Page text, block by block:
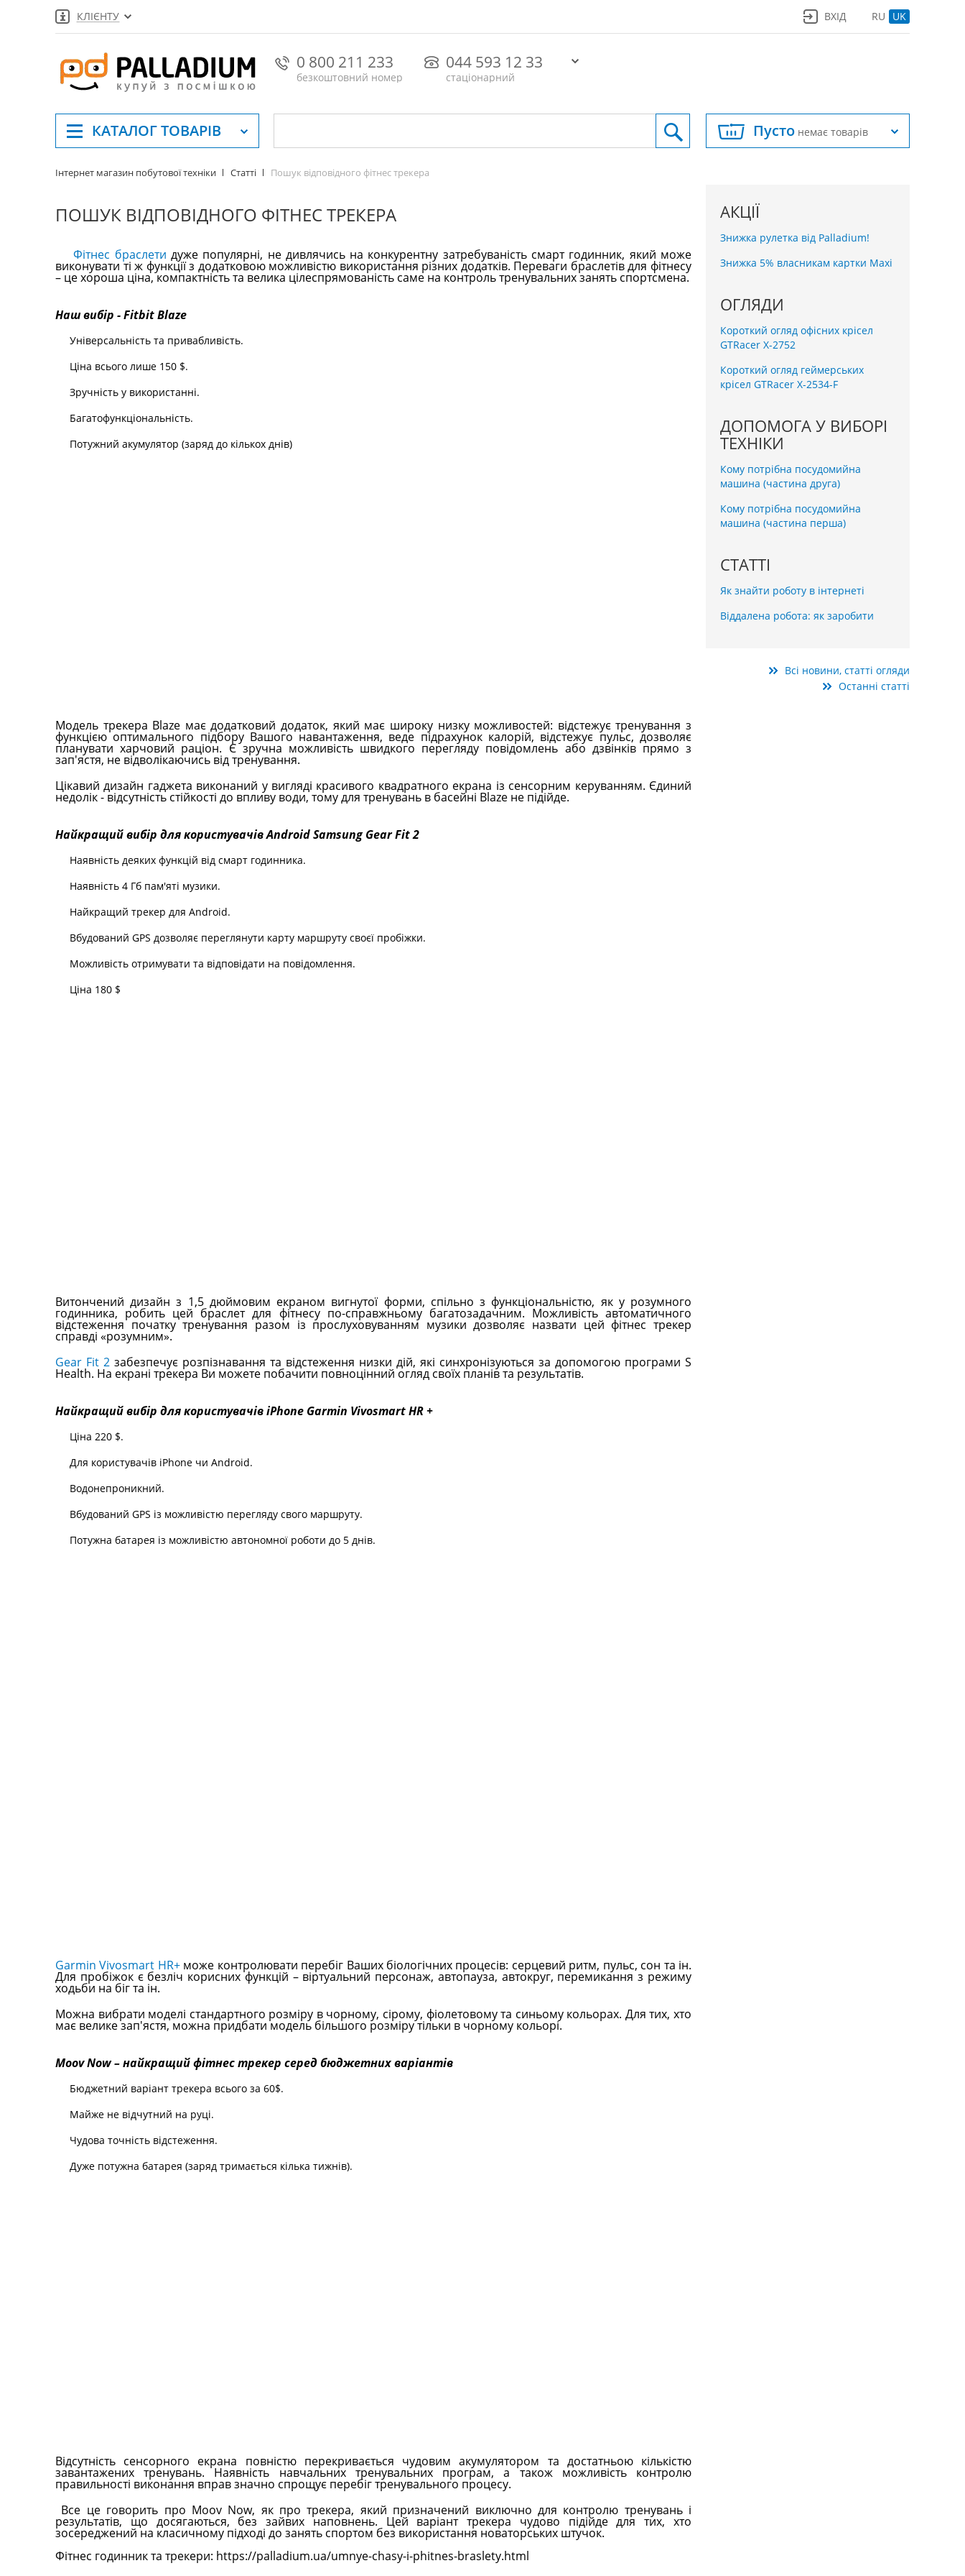
КЛІЄНТУ RU UK
ВХІД
0 800 211 233
безкоштовний номер
044 593 12 33
стаціонарний
КАТАЛОГТОВАРІВ Пусто немає товарів
Інтернет магазин побутової техніки Статті Пошук відповідного фітнес трекера
ПОШУК ВІДПОВІДНОГО ФІТНЕС ТРЕКЕРА
Фітнес браслети дуже популярні, не дивлячись на конкурентну затребуваність смарт годинник, який може
виконувати ті ж функції з додатковою можливістю використання різних додатків. Переваги браслетів для фітнесу
– це хороша ціна, компактність та велика цілеспрямованість саме на контроль тренувальних занять спортсмена.
Наш вибір - Fitbit Blaze
Універсальність та привабливість.
Ціна всього лише 150 $.
Зручність у використанні.
Багатофункціональність.
Потужний акумулятор (заряд до кількох днів)
Модель трекера Blaze має додатковий додаток, який має широку низку можливостей: відстежує тренування з
функцією оптимального підбору Вашого навантаження, веде підрахунок калорій, відстежує пульс, дозволяє
планувати харчовий раціон. Є зручна можливість швидкого перегляду повідомлень або дзвінків прямо з
зап'ястя, не відволікаючись від тренування.
Цікавий дизайн гаджета виконаний у вигляді красивого квадратного екрана із сенсорним керуванням. Єдиний
недолік - відсутність стійкості до впливу води, тому для тренувань в басейні Blaze не підійде.
Найкращий вибір для користувачів Android Samsung Gear Fit 2
Наявність деяких функцій від смарт годинника.
Наявність 4 Гб пам'яті музики.
Найкращий трекер для Android.
Вбудований GPS дозволяє переглянути карту маршруту своєї пробіжки.
Можливість отримувати та відповідати на повідомлення.
Ціна 180 $
Витончений дизайн з 1,5 дюймовим екраном вигнутої форми, спільно з функціональністю, як у розумного
годинника, робить цей браслет для фітнесу по-справжньому багатозадачним. Можливість автоматичного
відстеження початку тренування разом із прослуховуванням музики дозволяє назвати цей фітнес трекер
справді «розумним».
Gear Fit 2 забезпечує розпізнавання та відстеження низки дій, які синхронізуються за допомогою програми S
Health. На екрані трекера Ви можете побачити повноцінний огляд своїх планів та результатів.
Найкращий вибір для користувачів iPhone Garmin Vivosmart HR +
Ціна 220 $.
Для користувачів iPhone чи Android.
Водонепроникний.
Вбудований GPS із можливістю перегляду свого маршруту.
Потужна батарея із можливістю автономної роботи до 5 днів.
Garmin Vivosmart HR+може контролювати перебіг Ваших біологічних процесів: серцевий ритм, пульс, сон та ін.
Для пробіжок є безліч корисних функцій – віртуальний персонаж, автопауза, автокруг, перемикання з режиму
ходьби на біг та ін.
Можна вибрати моделі стандартного розміру в чорному, сірому, фіолетовому та синьому кольорах. Для тих, хто
має велике зап'ястя, можна придбати модель більшого розміру тільки в чорному кольорі.
Moov Now – найкращий фітнес трекер серед бюджетних варіантів
Бюджетний варіант трекера всього за 60$.
Майже не відчутний на руці.
Чудова точність відстеження.
Дуже потужна батарея (заряд тримається кілька тижнів).
Відсутність сенсорного екрана повністю перекривається чудовим акумулятором та достатньою кількістю
завантажених тренувань. Наявність навчальних тренувальних програм, а також можливість контролю
правильності виконання вправ значно спрощує перебіг тренувального процесу.
Все це говорить про Moov Now, як про трекера, який призначений виключно для контролю тренувань і
результатів, що досягаються, без зайвих наповнень. Цей варіант трекера чудово підійде для тих, хто
зосереджений на класичному підході до занять спортом без використання новаторських штучок.
Фітнес годинник та трекери: https://palladium.ua/umnye-chasy-i-phitnes-braslety.html
АКЦІЇ
Знижка рулетка від Palladium!
Знижка 5% власникам картки Maxi
ОГЛЯДИ
Короткий огляд офісних крісел
GTRacer X-2752
Короткий огляд геймерських
крісел GTRacer X-2534-F
ДОПОМОГА У ВИБОРІ
ТЕХНІКИ
Кому потрібна посудомийна
машина (частина друга)
Кому потрібна посудомийна
машина (частина перша)
СТАТТІ
Як знайти роботу в інтернеті
Віддалена робота: як заробити
Всі новини, статті огляди
Останні статті